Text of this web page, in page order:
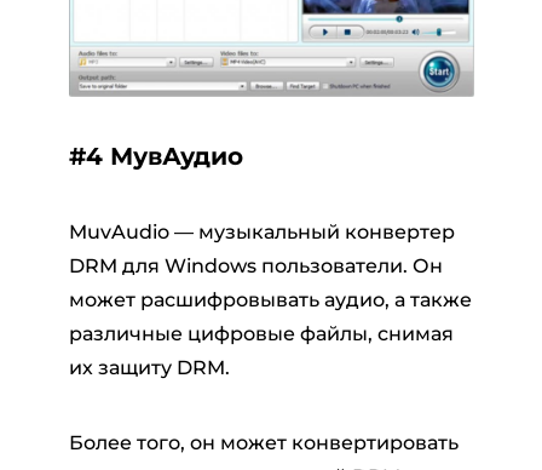
#4 МувАудио
MuvAudio — музыкальный конвертер
DRM для Windows пользователи. Он
может расшифровывать аудио, а также
различные цифровые файлы, снимая
их защиту DRM.
Более того, он может конвертировать